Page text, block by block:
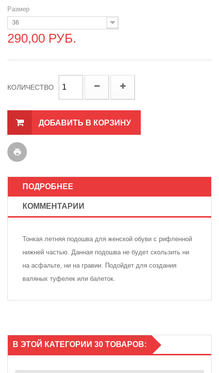
Размер
36
290,00 РУБ.
КОЛИЧЕСТВО
ДОБАВИТЬ В КОРЗИНУ
ПОДРОБНЕЕ
КОММЕНТАРИИ
Тонкая летняя подошва для женской обуви с рифленной
нижней частью. Данная подошва не будет скользить ни
на асфальте, ни на гравии. Подойдет для создания
валяных туфелек или балеток.
В ЭТОЙ КАТЕГОРИИ 30 ТОВАРОВ: